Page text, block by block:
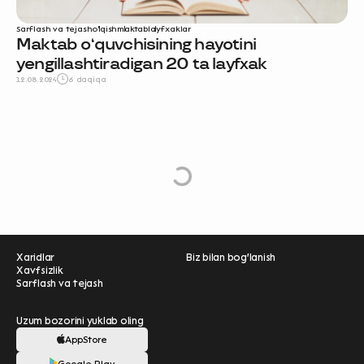
Sarflash va tejasho‘qishmaktablayfxaklar
Maktab o‘quvchisining hayotini
yengillashtiradigan 20 ta layfxak
12.08.2024 6 daqiqa
L
o
a
d
M
o
r
e
Xaridlar
Xavfsizlik
Sarflash va tejash
Biz bilan bog'lanish
Uzum bozorini yuklab oling
AppStore